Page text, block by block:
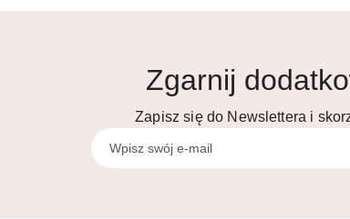
Zgarnij
Zapisz się do Newslettera i